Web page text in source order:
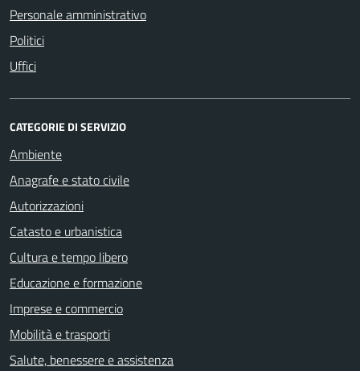
Personale amministrativo
Politici
Uffici
CATEGORIE DI SERVIZIO
Ambiente
Anagrafe e stato civile
Autorizzazioni
Catasto e urbanistica
Cultura e tempo libero
Educazione e formazione
Imprese e commercio
Mobilità e trasporti
Salute, benessere e assistenza